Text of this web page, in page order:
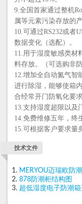
9.全国首家通过整机
属等元素污染存放的
10.可通过RS232或者
数据变化（选配）。
11.用于湿度敏感类材
料存放。（可选购非
12.增加全自动氮气智
进行除湿，能够使箱
合经常开门防氧化要
13.支持湿度超限以及
14.免费维修五年，终
15.可根据客户要求量
技术文件
MERYOU迈瑞欧防
878防潮柜结构图
超低湿度电子防潮